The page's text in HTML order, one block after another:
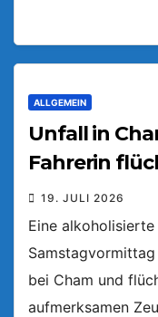
ALLGEMEIN
Unfall in
Fahrerin
19. JULI 2026
Eine
bei Cham und
aufmerksamen